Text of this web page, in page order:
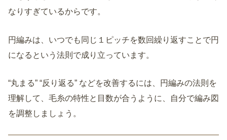
なりすぎているからです。
円編みは、いつでも同じ１ピッチを数回繰り返すことで円
になるという法則で成り立っています。
“丸まる” “反り返る” などを改善するには、円編みの法則を
理解して、毛糸の特性と目数が合うように、自分で編み図
を調整しましょう。